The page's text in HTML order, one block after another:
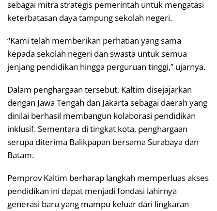
sebagai mitra strategis pemerintah untuk mengatasi
keterbatasan daya tampung sekolah negeri.
“Kami telah memberikan perhatian yang sama
kepada sekolah negeri dan swasta untuk semua
jenjang pendidikan hingga perguruan tinggi,” ujarnya.
Dalam penghargaan tersebut, Kaltim disejajarkan
dengan Jawa Tengah dan Jakarta sebagai daerah yang
dinilai berhasil membangun kolaborasi pendidikan
inklusif. Sementara di tingkat kota, penghargaan
serupa diterima Balikpapan bersama Surabaya dan
Batam.
Pemprov Kaltim berharap langkah memperluas akses
pendidikan ini dapat menjadi fondasi lahirnya
generasi baru yang mampu keluar dari lingkaran